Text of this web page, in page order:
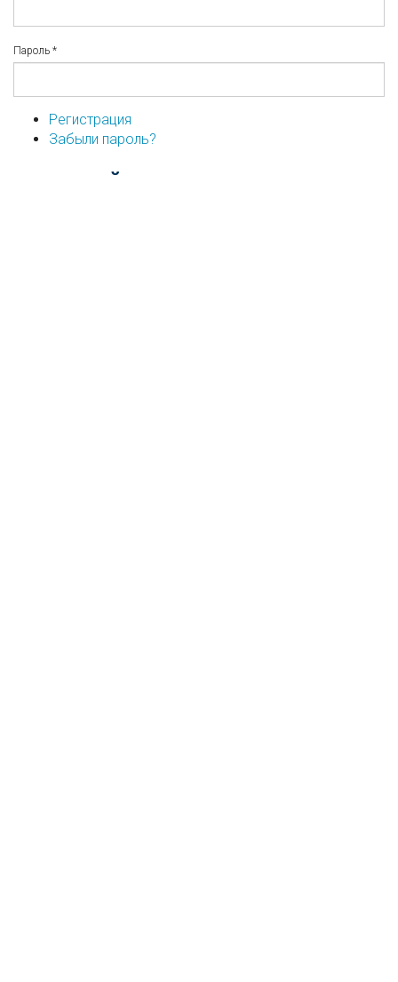
Пароль *
Регистрация
Забыли пароль?
...или войдите используя